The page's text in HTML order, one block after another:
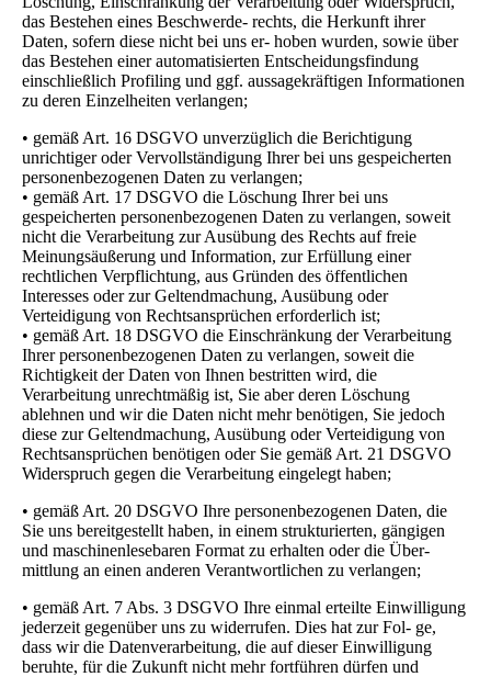
das Bestehen eines Beschwerde- rechts, die Herkunft ihrer
Daten, sofern diese nicht bei uns er- hoben wurden, sowie über
das Bestehen einer automatisierten Entscheidungsfindung
einschließlich Profiling und ggf. aussagekräftigen Informationen
zu deren Einzelheiten verlangen;
• gemäß Art. 16 DSGVO unverzüglich die Berichtigung
unrichtiger oder Vervollständigung Ihrer bei uns gespeicherten
personenbezogenen Daten zu verlangen;
• gemäß Art. 17 DSGVO die Löschung Ihrer bei uns
gespeicherten personenbezogenen Daten zu verlangen, soweit
nicht die Verarbeitung zur Ausübung des Rechts auf freie
Meinungsäußerung und Information, zur Erfüllung einer
rechtlichen Verpflichtung, aus Gründen des öffentlichen
Interesses oder zur Geltendmachung, Ausübung oder
Verteidigung von Rechtsansprüchen erforderlich ist;
• gemäß Art. 18 DSGVO die Einschränkung der Verarbeitung
Ihrer personenbezogenen Daten zu verlangen, soweit die
Richtigkeit der Daten von Ihnen bestritten wird, die
Verarbeitung unrechtmäßig ist, Sie aber deren Löschung
ablehnen und wir die Daten nicht mehr benötigen, Sie jedoch
diese zur Geltendmachung, Ausübung oder Verteidigung von
Rechtsansprüchen benötigen oder Sie gemäß Art. 21 DSGVO
Widerspruch gegen die Verarbeitung eingelegt haben;
• gemäß Art. 20 DSGVO Ihre personenbezogenen Daten, die
Sie uns bereitgestellt haben, in einem strukturierten, gängigen
und maschinenlesebaren Format zu erhalten oder die Über-
mittlung an einen anderen Verantwortlichen zu verlangen;
• gemäß Art. 7 Abs. 3 DSGVO Ihre einmal erteilte Einwilligung
jederzeit gegenüber uns zu widerrufen. Dies hat zur Fol- ge,
dass wir die Datenverarbeitung, die auf dieser Einwilligung
beruhte, für die Zukunft nicht mehr fortführen dürfen und